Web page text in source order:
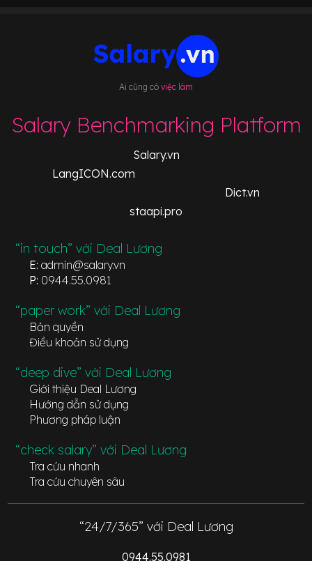
Ai cũng có việc làm
Salary Benchmarking Platform
Salary.vn
LangICON.com
Dict.vn
staapi.pro
“in touch” với Deal Lương
E: admin@salary.vn
P: 0944.55.0981
“paper work” với Deal Lương
Bản quyền
Điều khoản sử dụng
“deep dive” với Deal Lương
Giới thiệu Deal Lương
Hướng dẫn sử dụng
Phương pháp luận
“check salary” với Deal Lương
Tra cứu nhanh
Tra cứu chuyên sâu
“24/7/365” với Deal Lương
0944.55.0981